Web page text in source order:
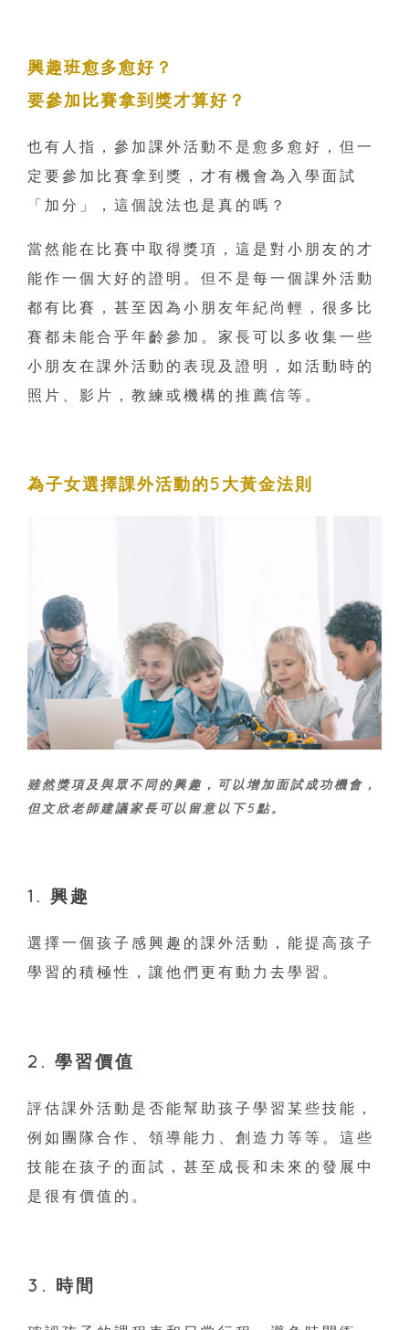
興趣班愈多愈好？
要參加比賽拿到獎才算好？
也有人指，參加課外活動不是愈多愈好，但一
定要參加比賽拿到獎，才有機會為入學面試
「加分」，這個說法也是真的嗎？
當然能在比賽中取得獎項，這是對小朋友的才
能作一個大好的證明。但不是每一個課外活動
都有比賽，甚至因為小朋友年紀尚輕，很多比
賽都未能合乎年齡參加。家長可以多收集一些
小朋友在課外活動的表現及證明，如活動時的
照片、影片，教練或機構的推薦信等。
為子女選擇課外活動的5大黃金法則
雖然獎項及與眾不同的興趣，可以增加面試成功機會，
但文欣老師建議家長可以留意以下5點。
1. 興趣
選擇一個孩子感興趣的課外活動，能提高孩子
學習的積極性，讓他們更有動力去學習。
2. 學習價值
評估課外活動是否能幫助孩子學習某些技能，
例如團隊合作、領導能力、創造力等等。這些
技能在孩子的面試，甚至成長和未來的發展中
是很有價值的。
3. 時間